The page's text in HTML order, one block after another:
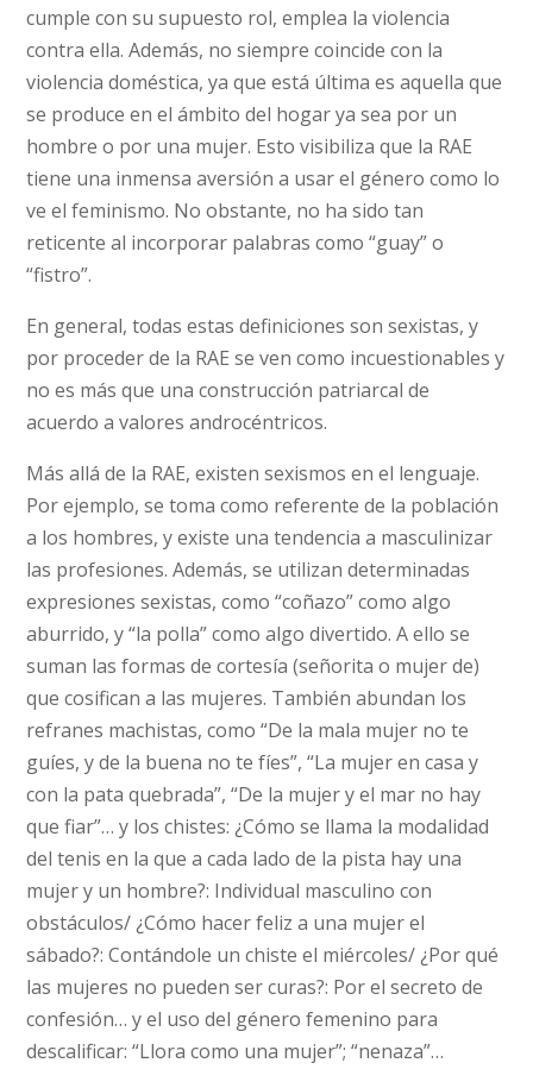
cumple con su supuesto rol, emplea la violencia
contra ella. Además, no siempre coincide con la
violencia doméstica, ya que está última es aquella que
se produce en el ámbito del hogar ya sea por un
hombre o por una mujer. Esto visibiliza que la RAE
tiene una inmensa aversión a usar el género como lo
ve el feminismo. No obstante, no ha sido tan
reticente al incorporar palabras como “guay” o
“fistro”.
En general, todas estas definiciones son sexistas, y
por proceder de la RAE se ven como incuestionables y
no es más que una construcción patriarcal de
acuerdo a valores androcéntricos.
Más allá de la RAE, existen sexismos en el lenguaje.
Por ejemplo, se toma como referente de la población
a los hombres, y existe una tendencia a masculinizar
las profesiones. Además, se utilizan determinadas
expresiones sexistas, como “coñazo” como algo
aburrido, y “la polla” como algo divertido. A ello se
suman las formas de cortesía (señorita o mujer de)
que cosifican a las mujeres. También abundan los
refranes machistas, como “De la mala mujer no te
guíes, y de la buena no te fíes”, “La mujer en casa y
con la pata quebrada”, “De la mujer y el mar no hay
que fiar”… y los chistes: ¿Cómo se llama la modalidad
del tenis en la que a cada lado de la pista hay una
mujer y un hombre?: Individual masculino con
obstáculos/ ¿Cómo hacer feliz a una mujer el
sábado?: Contándole un chiste el miércoles/ ¿Por qué
las mujeres no pueden ser curas?: Por el secreto de
confesión… y el uso del género femenino para
descalificar: “Llora como una mujer”; “nenaza”…